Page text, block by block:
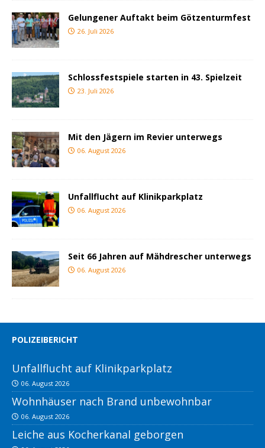
Gelungener Auftakt beim Götzenturmfest
26. Juli 2026
Schlossfestspiele starten in 43. Spielzeit
23. Juli 2026
Mit den Jägern im Revier unterwegs
06. August 2026
Unfallflucht auf Klinikparkplatz
06. August 2026
Seit 66 Jahren auf Mähdrescher unterwegs
06. August 2026
POLIZEIBERICHT
Unfallflucht auf Klinikparkplatz
06. August 2026
Wohnhäuser nach Brand unbewohnbar
06. August 2026
Leiche aus Kocherkanal geborgen